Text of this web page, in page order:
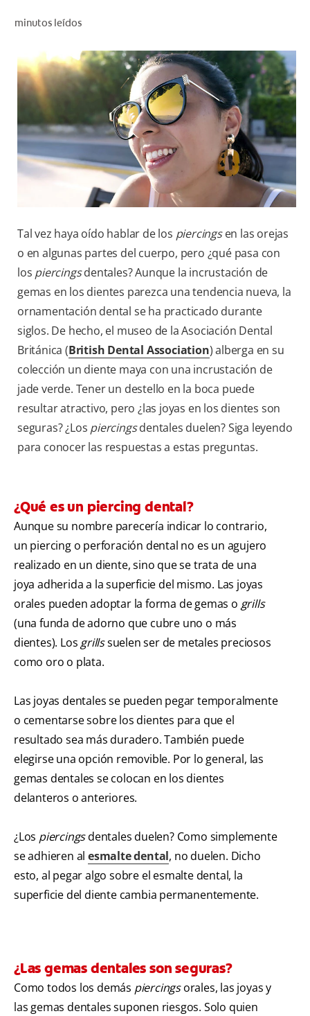
PROMOCIONES
CR (ES)
SUSCRÍBASE
minutos leídos
Tal vez haya oído hablar de los piercingsen las orejas
o en algunas partes del cuerpo, pero ¿qué pasa con
los piercingsdentales? Aunque la incrustación de
gemas en los dientes parezca una tendencia nueva, la
ornamentación dental se ha practicado durante
siglos. De hecho, el museo de la Asociación Dental
Británica (British Dental Association) alberga en su
colección un diente maya con una incrustación de
jade verde. Tener un destello en la boca puede
resultar atractivo, pero ¿las joyas en los dientes son
seguras? ¿Los piercingsdentales duelen? Siga leyendo
para conocer las respuestas a estas preguntas.
¿Qué es un piercing dental?
Aunque su nombre parecería indicar lo contrario,
un piercing o perforación dental no es un agujero
realizado en un diente, sino que se trata de una
joya adherida a la superficie del mismo. Las joyas
orales pueden adoptar la forma de gemas o grills
(una funda de adorno que cubre uno o más
dientes). Los grillssuelen ser de metales preciosos
como oro o plata.
Las joyas dentales se pueden pegar temporalmente
o cementarse sobre los dientes para que el
resultado sea más duradero. También puede
elegirse una opción removible. Por lo general, las
gemas dentales se colocan en los dientes
delanteros o anteriores.
¿Los piercingsdentales duelen? Como simplemente
se adhieren alesmalte dental, no duelen. Dicho
esto, al pegar algo sobre el esmalte dental, la
superficie del diente cambia permanentemente.
¿Las gemas dentales son seguras?
Como todos los demás piercingsorales, las joyas y
las gemas dentales suponen riesgos. Solo quien